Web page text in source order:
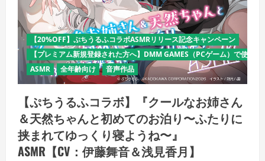
【20%OFF】ぷちうるふコラボASMRリリース記念キャンペーン
【プレミアム新規登録された方へ】DMM GAMES（PCゲーム）で使え
ASMR
全年齢向け 音声作品
【ぷちうるふコラボ】『クールなお姉さん
＆天然ちゃんと初めてのお泊り〜ふたりに
挟まれてゆっくり寝ようね〜』
ASMR【CV：伊藤舞音＆浅見香月】